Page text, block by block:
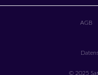
© 2025
AGB